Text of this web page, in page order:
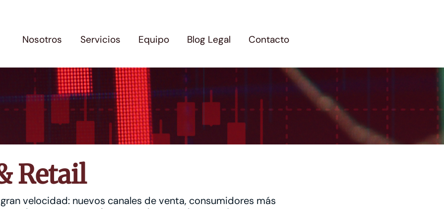
Nosotros Servicios Equipo Blog Legal Contacto
Retail
velocidad: nuevos canales de venta, consumidores más